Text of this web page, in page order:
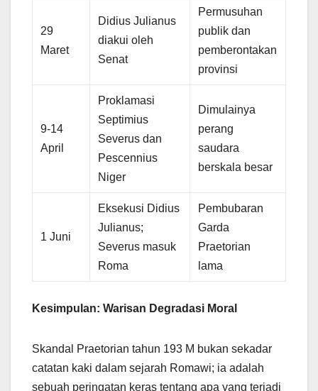
29
Maret
Didius Julianus
diakui oleh
Senat
Permusuhan
publik dan
pemberontakan
provinsi
9-14
April
Proklamasi
Septimius
Severus dan
Pescennius
Niger
Dimulainya
perang
saudara
berskala besar
1 Juni
Eksekusi Didius
Julianus;
Severus masuk
Roma
Pembubaran
Garda
Praetorian
lama
Kesimpulan: Warisan Degradasi Moral
Skandal Praetorian tahun 193 M bukan sekadar
catatan kaki dalam sejarah Romawi; ia adalah
sebuah peringatan keras tentang apa yang terjadi